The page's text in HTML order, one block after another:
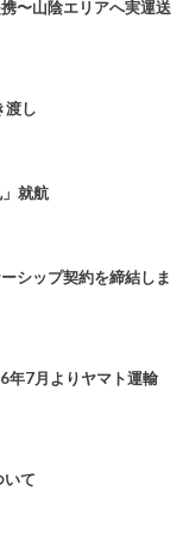
〜山陰エリアへ実運送
渡し
就航
シップ契約を締結しま
年7月よりヤマト運輸
いて